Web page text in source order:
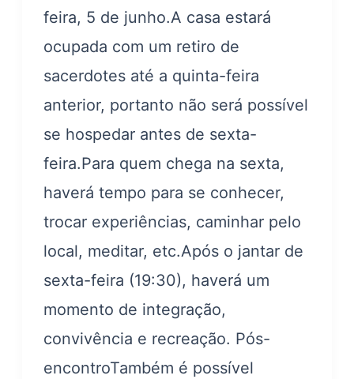
feira, 5 de junho.A casa estará
ocupada com um retiro de
sacerdotes até a quinta-feira
anterior, portanto não será possível
se hospedar antes de sexta-
feira.Para quem chega na sexta,
haverá tempo para se conhecer,
trocar experiências, caminhar pelo
local, meditar, etc.Após o jantar de
sexta-feira (19:30), haverá um
momento de integração,
convivência e recreação. Pós-
encontroTambém é possível